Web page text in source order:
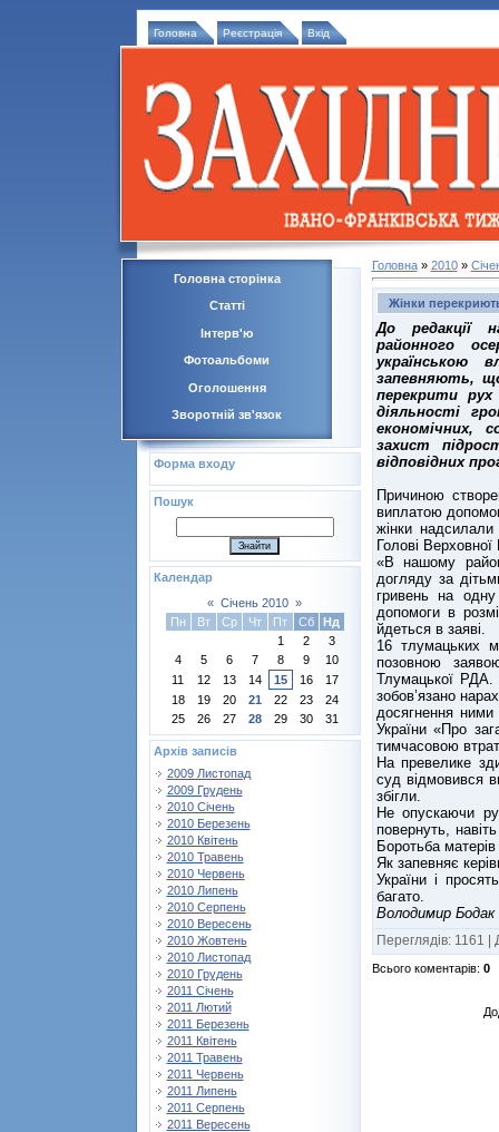
Головна Реєстрація Вхід
Головна сторінка
Статті
Інтерв'ю
Фотоальбоми
Оголошення
Зворотній зв'язок
Форма входу
Пошук
Календар
« Січень 2010 »
Пн
Вт Ср Чт Пт Сб
Нд
1
2
3
4
5 6 7 8 9
10
11
12 13 14 15 16
17
18
19 20 21 22 23
24
25
26 27 28 29 30 31
Архів записів
2009 Листопад
2009 Грудень
2010 Січень
2010 Березень
2010 Квітень
2010 Травень
2010 Червень
2010 Липень
2010 Серпень
2010 Вересень
2010 Жовтень
2010 Листопад
2010 Грудень
2011 Січень
2011 Лютий
2011 Березень
2011 Квітень
2011 Травень
2011 Червень
2011 Липень
2011 Серпень
2011 Вересень
Головна» 2010 »
Жінки
До редакції
районного
українською
запевняють,
перекрити
діяльності
економічних,
захист
відповідних
Причиною
виплатою
жінки надсилали
Голові
«В нашому
догляду за
гривень на одну
допомоги в
йдеться в заяві.
16 тлумацьких
позовною
Тлумацької РДА.
зобов’язано
досягнення ними
України «Про
тимчасовою
На превелике
суд відмовився
збігли.
Не опускаючи
повернуть,
Боротьба
Як запевняє
України і
багато.
Володимир Бодак
Переглядів: 1161 |
Всього коментарів: 0